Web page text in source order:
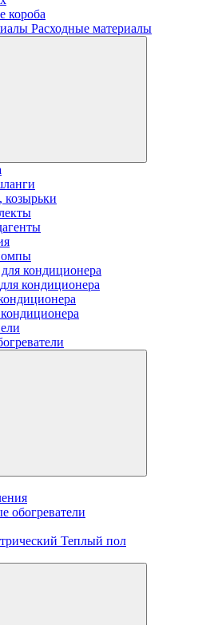
короба
Расходные материалы
кондиционера
кондиционера
обогреватели
Теплый пол